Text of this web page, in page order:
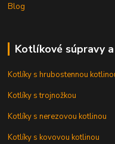
Blog
Kotlíkové súpravy
Kotlíky s hrubostennou
Kotlíky s trojnožkou
Kotlíky s nerezovou kotlinou
Kotlíky s kovovou kotlinou